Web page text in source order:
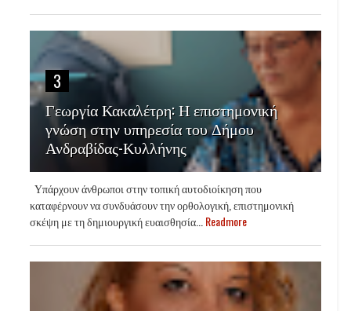
3
Γεωργία Κακαλέτρη: Η επιστημονική
γνώση στην υπηρεσία του Δήμου
Ανδραβίδας-Κυλλήνης
Υπάρχουν άνθρωποι στην τοπική αυτοδιοίκηση που
καταφέρνουν να συνδυάσουν την ορθολογική, επιστημονική
σκέψη με τη δημιουργική ευαισθησία...Readmore